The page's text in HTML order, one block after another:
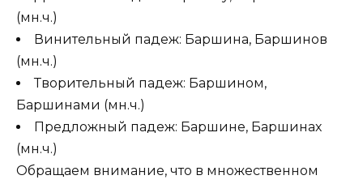
(мн.ч.)
Винительный падеж: Баршина, Баршинов
(мн.ч.)
Творительный падеж: Баршином,
Баршинами (мн.ч.)
Предложный падеж: Баршине, Баршинах
(мн.ч.)
Обращаем внимание, что в множественном